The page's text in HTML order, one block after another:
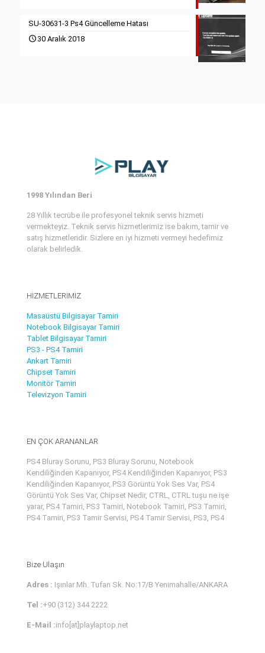
SU-30631-3 Ps4 Güncelleme Hatası
30 Aralık 2018
1998 Yılından Beri
28 Yıllık tecrübe ile profesyonel teknik servis hizmeti
vermekteyiz. Teknik servis hizmetlerimiz ise bakım, tamir ve
satış hizmetleridir. Sizlere en iyi hizmeti vermeyi hedefimiz
olarak belirledik.
HİZMETLERİMİZ
Masaüstü Bilgisayar Tamiri
Notebook Bilgisayar Tamiri
Tablet Bilgisayar Tamiri
PS3 - PS4 Tamiri
Ankart Tamiri
Chipset Tamiri
Monitör Tamiri
Televizyon Tamiri
EN ÇOK ARANANLAR
PS4 Bluray Sorunu, PS3 Bluray Sorunu, Notebook
Kendiliğinden Kapanıyor, PS4 Kendiliğinden Kapanıyor, PS3
Kendiliğinden Kapanıyor, PS3 Görüntü Yok Ses Var, PS4
Görüntü Yok Ses Var, Chipset Nedir, CTRL, CTRL tuşu ne işe
yarar, PS4 Tamiri, PS3 Tamiri, Notebook Tamiri, PS3 Tamiri,
PS4 Tamiri, PS3 Tamir Servisi, PS4 Tamir Servisi, PS3, PS4
Bize Ulaşın
Adres : Işınlar Mh. Tufan Sk. No:17/B Yenimahalle/ANKARA
Tel :+90 (312) 344 2222
E-Mail :info[at]playlaptop.net